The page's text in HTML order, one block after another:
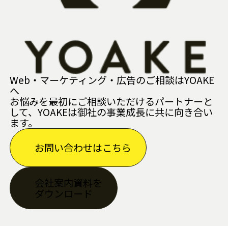
Web・マーケティング・広告のご相談はYOAKE
へ
お悩みを最初にご相談いただけるパートナーと
して、YOAKEは御社の事業成長に共に向き合い
ます。
お問い合わせはこちら
会社案内資料を
ダウンロード